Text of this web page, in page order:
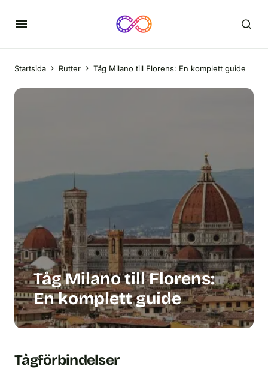
Startsida Rutter Tåg Milano till Florens: En komplett guide
Tåg Milano till Florens:
En komplett guide
Tågförbindelser